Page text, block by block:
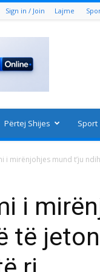
Sign in / Join Lajme
Përtej Shijes Sport
i mirënjohjes mund t’ju
i
të